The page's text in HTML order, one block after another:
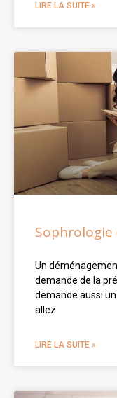
LIRE LA SUITE »
Un
demande de la
demande aussi
allez
LIRE LA SUITE »